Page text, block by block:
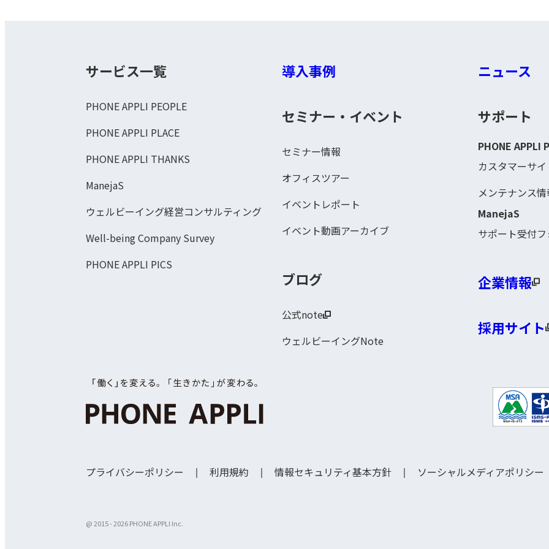
サービス一覧
PHONE APPLI PEOPLE
PHONE APPLI PLACE
PHONE APPLI THANKS
ManejaS
ウェルビーイング経営コンサルティング
Well-being Company Survey
PHONE APPLI PICS
導入事例
セミナー・イベント
セミナー情報
オフィスツアー
イベントレポート
イベント動画アーカイブ
ブログ
公式note
ウェルビーイングNote
ニュース
サポート
PHONE APPLI
カスタマーサイ
メンテナンス情
ManejaS
サポート受付
企業情報
採用サイト
プライバシーポリシー 利用規約 情報セキュリティ基本方針 ソーシャルメディアポリシー
@ 2015 -2026 PHONE APPLI Inc.